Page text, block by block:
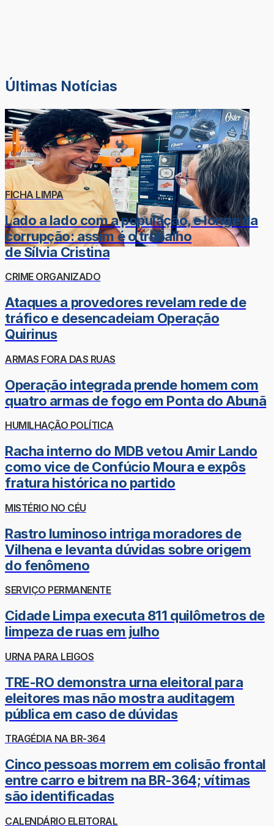
Últimas Notícias
FICHA LIMPA
Lado a lado com a população, e longe da
corrupção: assim é o trabalho
de Sílvia Cristina
CRIME ORGANIZADO
Ataques a provedores revelam rede de
tráfico e desencadeiam Operação
Quirinus
ARMAS FORA DAS RUAS
Operação integrada prende homem com
quatro armas de fogo em Ponta do Abunã
HUMILHAÇÃO POLÍTICA
Racha interno do MDB vetou Amir Lando
como vice de Confúcio Moura e expôs
fratura histórica no partido
MISTÉRIO NO CÉU
Rastro luminoso intriga moradores de
Vilhena e levanta dúvidas sobre origem
do fenômeno
SERVIÇO PERMANENTE
Cidade Limpa executa 811 quilômetros de
limpeza de ruas em julho
URNA PARA LEIGOS
TRE-RO demonstra urna eleitoral para
eleitores mas não mostra auditagem
pública em caso de dúvidas
TRAGÉDIA NA BR-364
Cinco pessoas morrem em colisão frontal
entre carro e bitrem na BR-364; vítimas
são identificadas
CALENDÁRIO ELEITORAL